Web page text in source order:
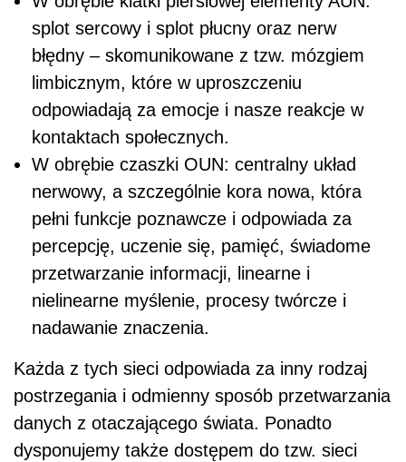
splot sercowy i splot płucny oraz nerw
błędny – skomunikowane z tzw. mózgiem
limbicznym, które w uproszczeniu
odpowiadają za emocje i nasze reakcje w
kontaktach społecznych.
W obrębie czaszki OUN: centralny układ
nerwowy, a szczególnie kora nowa, która
pełni funkcje poznawcze i odpowiada za
percepcję, uczenie się, pamięć, świadome
przetwarzanie informacji, linearne i
nielinearne myślenie, procesy twórcze i
nadawanie znaczenia.
Każda z tych sieci odpowiada za inny rodzaj
postrzegania i odmienny sposób przetwarzania
danych z otaczającego świata. Ponadto
dysponujemy także dostępem do tzw. sieci